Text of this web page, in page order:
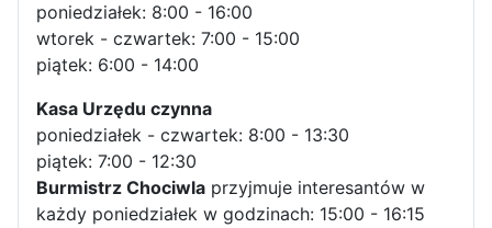
poniedziałek: 8:00 - 16:00
wtorek - czwartek: 7:00 - 15:00
piątek: 6:00 - 14:00
Kasa Urzędu czynna
poniedziałek - czwartek: 8:00 - 13:30
piątek: 7:00 - 12:30
Burmistrz Chociwla przyjmuje interesantów w
każdy poniedziałek w godzinach: 15:00 - 16:15